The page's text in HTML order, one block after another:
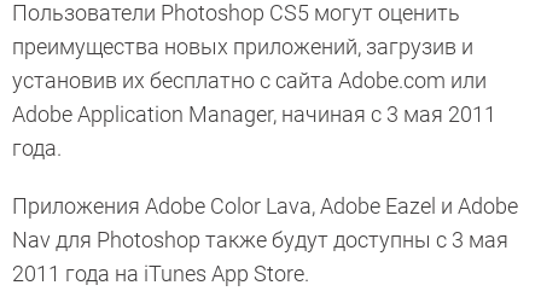
Пользователи Photoshop CS5 могут оценить
преимущества новых приложений, загрузив и
установив их бесплатно с сайта Adobe.com или
Adobe Application Manager, начиная с 3 мая 2011
года.
Приложения Adobe Color Lava, Adobe Eazel и Adobe
Nav для Photoshop также будут доступны с 3 мая
2011 года на iTunes App Store.